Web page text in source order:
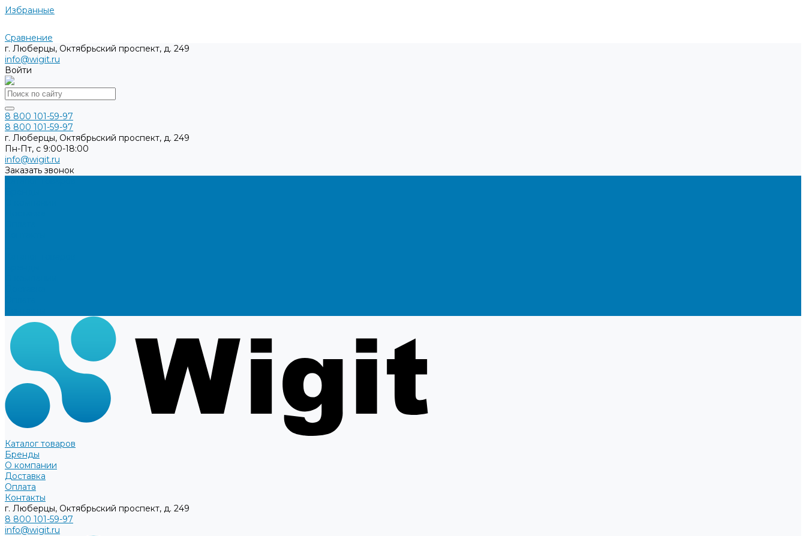
Избранные
Сравнение
г. Люберцы, Октябрьский проспект, д. 249
info@wigit.ru
Войти
8 800 101-59-97
8 800 101-59-97
г. Люберцы, Октябрьский проспект, д. 249
Пн-Пт, с 9:00-18:00
info@wigit.ru
Заказать звонок
Каталог товаров
Бренды
О компании
Доставка
Оплата
Контакты
г. Люберцы, Октябрьский проспект, д. 249
8 800 101-59-97
info@wigit.ru